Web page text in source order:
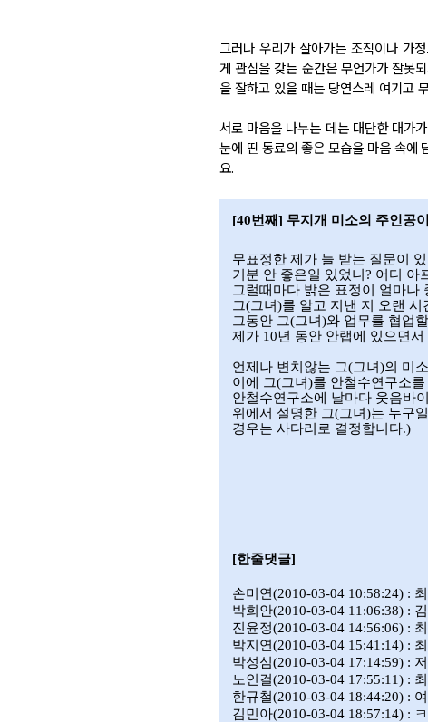
그러나 우리가 살아가는 조직이나 가
게 관심을 갖는 순간은 무언가가 잘못
을 잘하고 있을 때는 당연스레 여기고
서로 마음을 나누는 데는 대단한 대가
눈에 띤 동료의 좋은 모습을 마음 속에
요.
[40번째] 무지개 미소의 주인공
무표정한 제가 늘 받는 질문이
기분 안 좋은일 있었니 ? 어디 아
그럴때마다 밝은 표정이 얼마나
그(그녀)를 알고 지낸 지 오랜 시
그동안 그(그녀)와 업무를 협업
제가 10년 동안 안랩에 있으면서
언제나 변치않는 그(그녀)의 미
이에 그(그녀)를 안철수연구소
안철수연구소에 날마다 웃음바
위에서 설명한 그(그녀)는 누구
경우는 사다리로 결정합니다.)
[한줄댓글]
손미연(2010-03-04 10:58:24) :
박희안(2010-03-04 11:06:38) :
진윤정(2010-03-04 14:56:06) :
박지연(2010-03-04 15:41:14) :
박성심(2010-03-04 17:14:59) :
노인걸(2010-03-04 17:55:11) :
한규철(2010-03-04 18:44:20) :
김민아(2010-03-04 18:57:14) :